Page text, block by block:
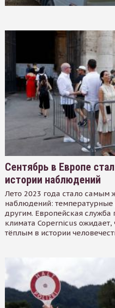
Сентябрь в Европе
истории наблюдений
Лето 2023 года стало самым
наблюдений:
другим. Европейская
климата Copernicus ожидает,
тёплым в истории